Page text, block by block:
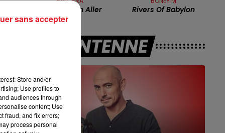
13h00 - 16h00
LES APRÈS-MIDI QUI CHANTENT
Je Dois M'en Aller Rivers Of Babylon
A L'ANTENNE
Store and/or
Use profiles to
audiences through
content; Use
fraud, and fix errors;
process personal
sans accepter